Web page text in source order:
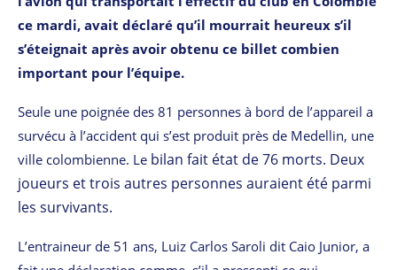
ce mardi, avait déclaré qu’il mourrait heureux s’il
s’éteignait après avoir obtenu ce billet combien
important pour l’équipe.
Seule une poignée des 81 personnes à bord de l’appareil a
survécu à l’accident qui s’est produit près de Medellin, une
ville colombienne. Le bilan fait état de 76 morts. Deux
joueurs et trois autres personnes auraient été parmi
les survivants.
L’entraineur de 51 ans, Luiz Carlos Saroli dit Caio Junior, a